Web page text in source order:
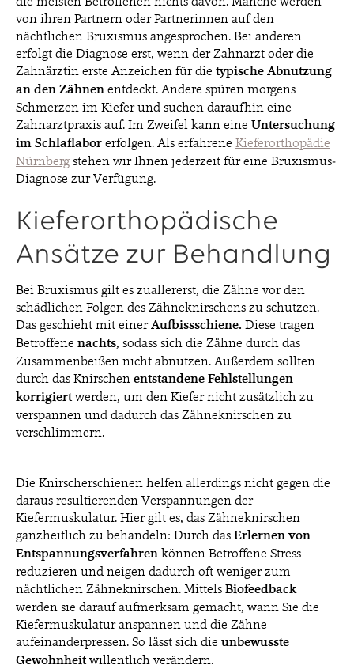
von ihren Partnern oder Partnerinnen auf den
nächtlichen Bruxismus angesprochen. Bei anderen
erfolgt die Diagnose erst, wenn der Zahnarzt oder die
Zahnärztin erste Anzeichen für die typische Abnutzung
an den Zähnen entdeckt. Andere spüren morgens
Schmerzen im Kiefer und suchen daraufhin eine
Zahnarztpraxis auf. Im Zweifel kann eine Untersuchung
im Schlaflabor erfolgen. Als erfahrene Kieferorthopädie
Nürnberg stehen wir Ihnen jederzeit für eine Bruxismus-
Diagnose zur Verfügung.
Kieferorthopädische
Ansätze zur Behandlung
Bei Bruxismus gilt es zuallererst, die Zähne vor den
schädlichen Folgen des Zähneknirschens zu schützen.
Das geschieht mit einerAufbissschiene. Diese tragen
Betroffene nachts, sodass sich die Zähne durch das
Zusammenbeißen nicht abnutzen. Außerdem sollten
durch das Knirschen entstandene Fehlstellungen
korrigiert werden, um den Kiefer nicht zusätzlich zu
verspannen und dadurch das Zähneknirschen zu
verschlimmern.
Die Knirscherschienen helfen allerdings nicht gegen die
daraus resultierenden Verspannungen der
Kiefermuskulatur. Hier gilt es, das Zähneknirschen
ganzheitlich zu behandeln: Durch das Erlernen von
Entspannungsverfahren können Betroffene Stress
reduzieren und neigen dadurch oft weniger zum
nächtlichen Zähneknirschen. Mittels Biofeedback
werden sie darauf aufmerksam gemacht, wann Sie die
Kiefermuskulatur anspannen und die Zähne
aufeinanderpressen. So lässt sich die unbewusste
Gewohnheit willentlich verändern.